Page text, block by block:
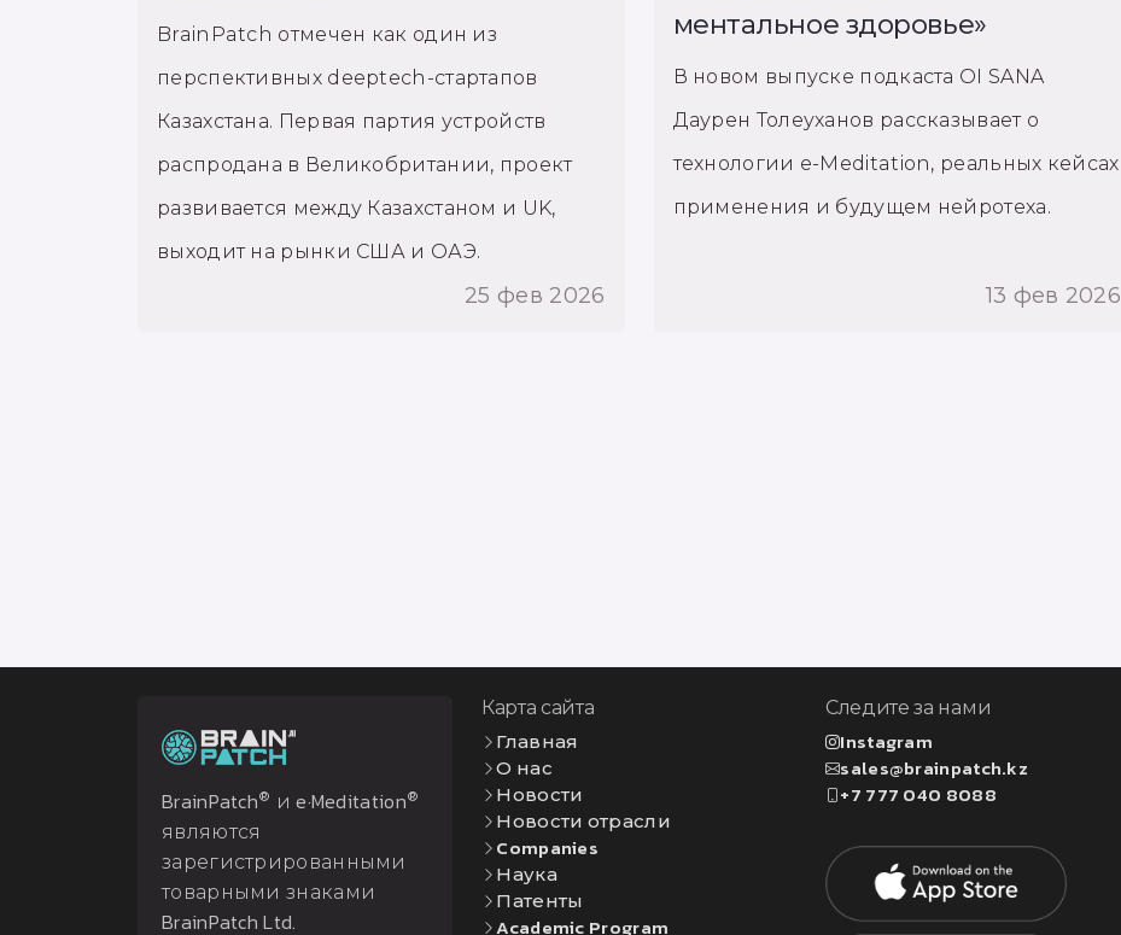
BrainPatch отмечен как один из
перспективных deeptech-стартапов
Казахстана. Первая партия устройств
распродана в Великобритании, проект
развивается между Казахстаном и UK,
выходит на рынки США и ОАЭ.
25 фев 2026
ментальное здоровье»
В новом выпуске подкаста OI SANA
Даурен Толеуханов рассказывает о
технологии e-Meditation, реальных кейсах
применения и будущем нейротеха.
13 фев 2026
BrainPatch® и e·Meditation®
являются
зарегистрированными
товарными знаками
BrainPatch Ltd.
Карта сайта
Главная
О нас
Новости
Новости отрасли
Companies
Наука
Патенты
Academic Program
Следите за нами
Instagram
sales@brainpatch.kz
+7 777 040 8088